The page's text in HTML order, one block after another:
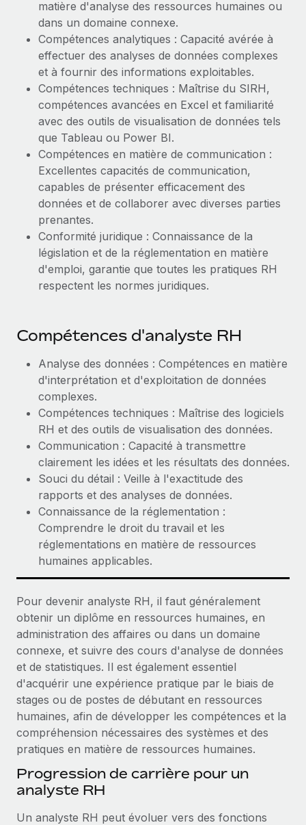
matière d'analyse des ressources humaines ou
dans un domaine connexe.
Compétences analytiques : Capacité avérée à
effectuer des analyses de données complexes
et à fournir des informations exploitables.
Compétences techniques : Maîtrise du SIRH,
compétences avancées en Excel et familiarité
avec des outils de visualisation de données tels
que Tableau ou Power BI.
Compétences en matière de communication :
Excellentes capacités de communication,
capables de présenter efficacement des
données et de collaborer avec diverses parties
prenantes.
Conformité juridique : Connaissance de la
législation et de la réglementation en matière
d'emploi, garantie que toutes les pratiques RH
respectent les normes juridiques.
Compétences d'analyste RH
Analyse des données : Compétences en matière
d'interprétation et d'exploitation de données
complexes.
Compétences techniques : Maîtrise des logiciels
RH et des outils de visualisation des données.
Communication : Capacité à transmettre
clairement les idées et les résultats des données.
Souci du détail : Veille à l'exactitude des
rapports et des analyses de données.
Connaissance de la réglementation :
Comprendre le droit du travail et les
réglementations en matière de ressources
humaines applicables.
Pour devenir analyste RH, il faut généralement
obtenir un diplôme en ressources humaines, en
administration des affaires ou dans un domaine
connexe, et suivre des cours d'analyse de données
et de statistiques. Il est également essentiel
d'acquérir une expérience pratique par le biais de
stages ou de postes de débutant en ressources
humaines, afin de développer les compétences et la
compréhension nécessaires des systèmes et des
pratiques en matière de ressources humaines.
Progression de carrière pour un
analyste RH
Un analyste RH peut évoluer vers des fonctions